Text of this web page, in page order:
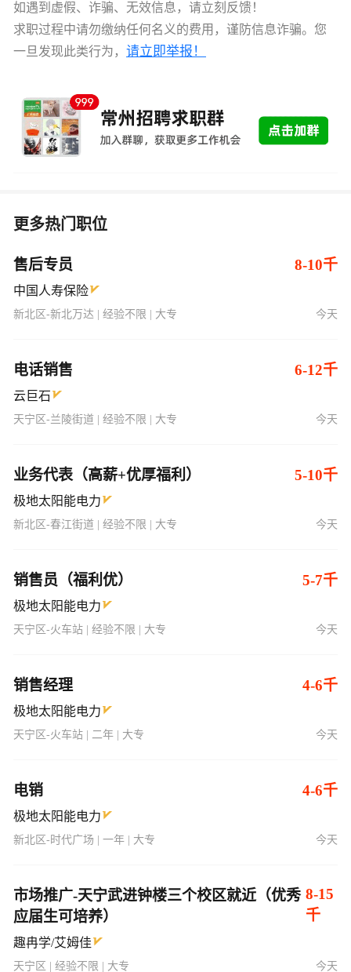
如遇到虚假、诈骗、无效信息，请立刻反馈！
求职过程中请勿缴纳任何名义的费用，谨防信息诈骗。您
一旦发现此类行为， 请立即举报！
更多热门职位
售后专员 8-10千
中国人寿保险
新北区-新北万达 | 经验不限 | 大专 今天
电话销售 6-12千
云巨石
天宁区-兰陵街道 | 经验不限 | 大专 今天
业务代表（高薪+优厚福利） 5-10千
极地太阳能电力
新北区-春江街道 | 经验不限 | 大专 今天
销售员（福利优） 5-7千
极地太阳能电力
天宁区-火车站 | 经验不限 | 大专 今天
销售经理 4-6千
极地太阳能电力
天宁区-火车站 | 二年 | 大专 今天
电销 4-6千
极地太阳能电力
新北区-时代广场 | 一年 | 大专 今天
市场推广-天宁武进钟楼三个校区就近（优秀
应届生可培养）
8-15
千
趣冉学/艾姆佳
天宁区 | 经验不限 | 大专 今天